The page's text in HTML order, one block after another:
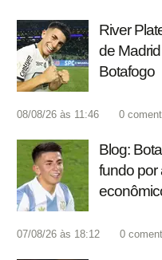
River
de
Botafogo
08/08/26 às 11:46 0
Blog:
fundo por
07/08/26 às 18:12 0